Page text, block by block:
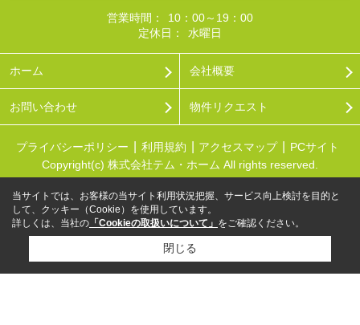
営業時間：
10：00～19：00
定休日：
水曜日
ホーム 会社概要
お問い合わせ 物件リクエスト
プライバシーポリシー 利用規約 アクセスマップ
PCサイト
Copyright(c) 株式会社テム・ホーム All rights reserved.
当サイトでは、お客様の当サイト利用状況把握、サービス向上検討を目的と
して、クッキー（Cookie）を使用しています。
詳しくは、当社の 「Cookieの取扱いについて」 をご確認ください。
閉じる